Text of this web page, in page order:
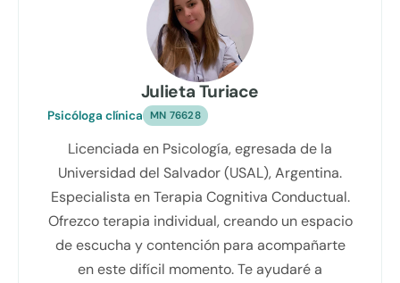
Julieta Turiace
Psicóloga clínica MN 76628
Licenciada en Psicología, egresada de la
Universidad del Salvador (USAL), Argentina.
Especialista en Terapia Cognitiva Conductual.
Ofrezco terapia individual, creando un espacio
de escucha y contención para acompañarte
en este difícil momento. Te ayudaré a